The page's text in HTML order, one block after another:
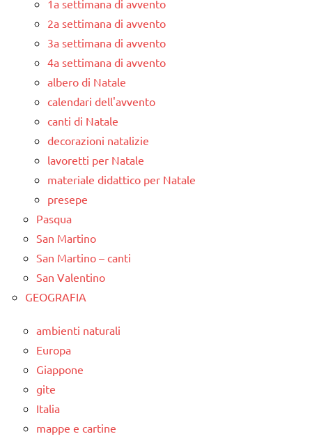
1a settimana di avvento
2a settimana di avvento
3a settimana di avvento
4a settimana di avvento
albero di Natale
calendari dell'avvento
canti di Natale
decorazioni natalizie
lavoretti per Natale
materiale didattico per Natale
presepe
Pasqua
San Martino
San Martino – canti
San Valentino
GEOGRAFIA
ambienti naturali
Europa
Giappone
gite
Italia
mappe e cartine